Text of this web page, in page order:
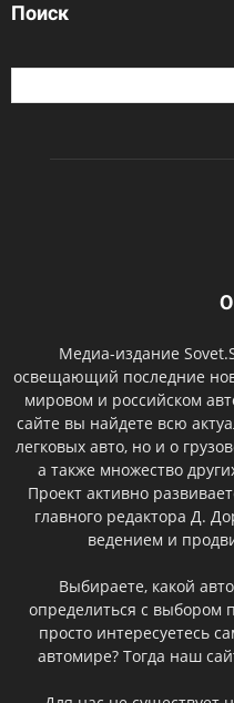
Поиск
Медиа-издание
освещающий последние
мировом и российском
сайте вы найдете всю
легковых авто, но и о
а также множество
Проект активно
главного редактора Д.
ведением и
Выбираете, какой
определиться с
просто интересуетесь
автомире? Тогда наш